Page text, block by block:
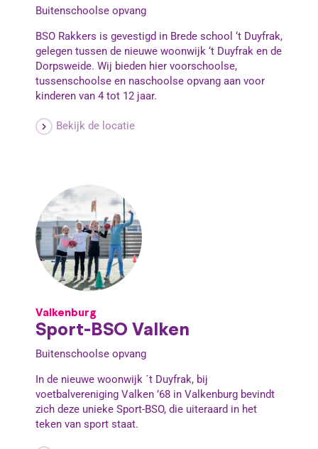
Buitenschoolse opvang
BSO Rakkers is gevestigd in Brede school ‘t Duyfrak,
gelegen tussen de nieuwe woonwijk ‘t Duyfrak en de
Dorpsweide. Wij bieden hier voorschoolse,
tussenschoolse en naschoolse opvang aan voor
kinderen van 4 tot 12 jaar.
Bekijk de locatie
Valkenburg
Sport-BSO Valken
Buitenschoolse opvang
In de nieuwe woonwijk ´t Duyfrak, bij
voetbalvereniging Valken ’68 in Valkenburg bevindt
zich deze unieke Sport-BSO, die uiteraard in het
teken van sport staat.